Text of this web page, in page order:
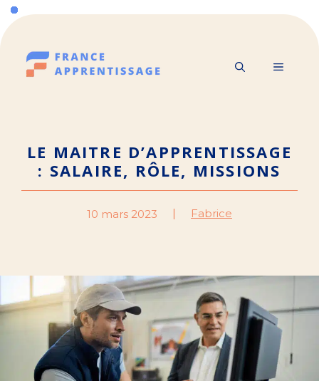
Aller
au
contenu
MENU
LE MAITRE D’APPRENTISSAGE
: SALAIRE, RÔLE, MISSIONS
10 mars 2023 Fabrice